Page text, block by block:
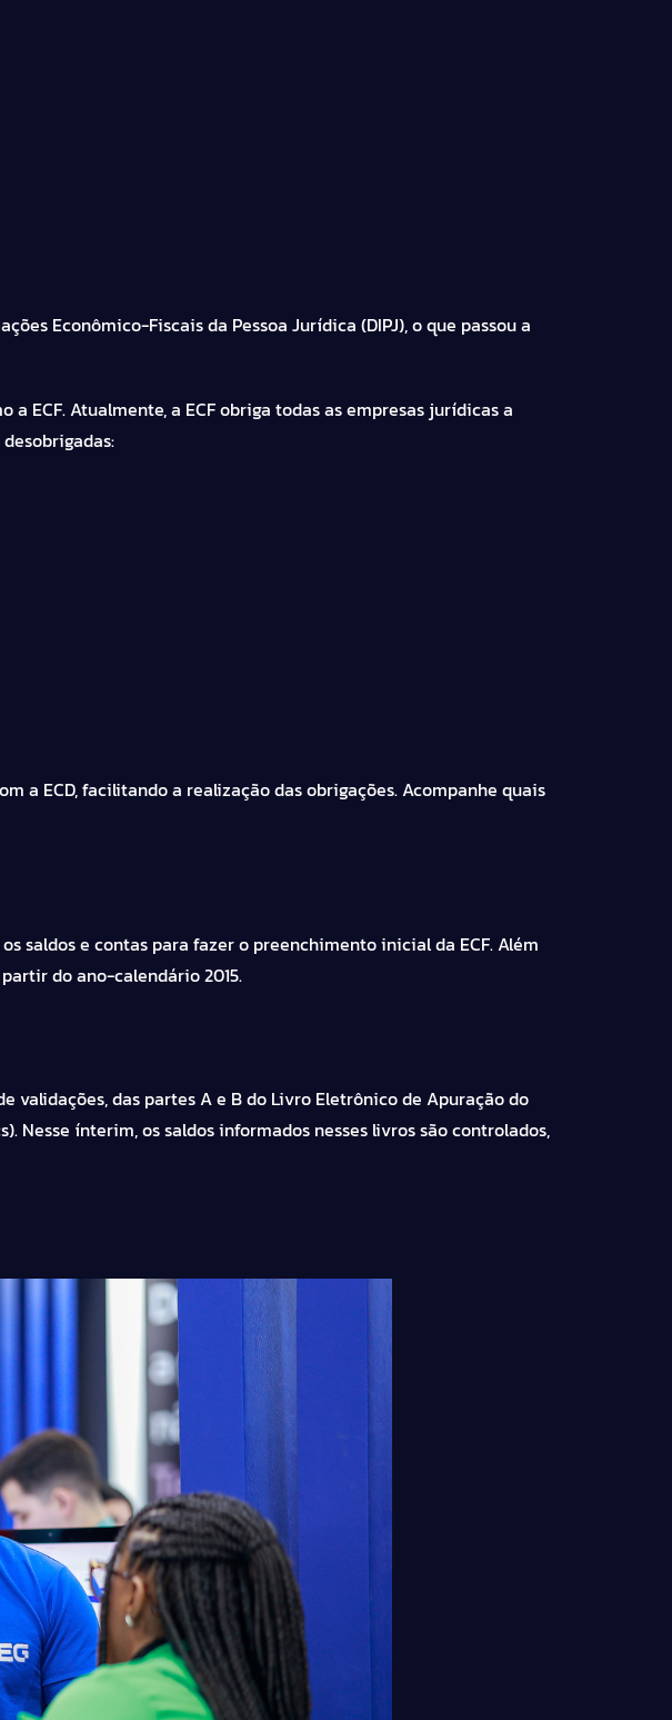
Econômico-Fiscais da Pessoa Jurídica (DIPJ), o que passou a
ECF. Atualmente, a ECF obriga todas as empresas jurídicas a
a ECD, facilitando a realização das obrigações. Acompanhe quais
saldos e contas para fazer o preenchimento inicial da ECF. Além
do ano-calendário 2015.
validações, das partes A e B do Livro Eletrônico de Apuração do
Nesse ínterim, os saldos informados nesses livros são controlados,